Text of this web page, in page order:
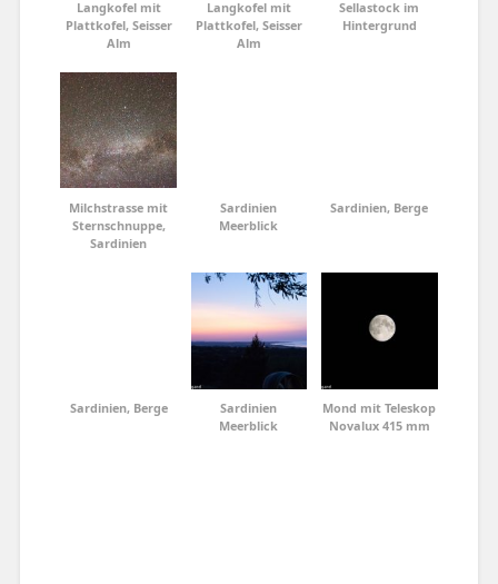
Langkofel mit
Plattkofel, Seisser
Alm
Langkofel mit
Plattkofel, Seisser
Alm
Sellastock im
Hintergrund
Milchstrasse mit
Sternschnuppe,
Sardinien
Sardinien
Meerblick
Sardinien, Berge
Sardinien, Berge
Sardinien
Meerblick
Mond mit Teleskop
Novalux 415 mm